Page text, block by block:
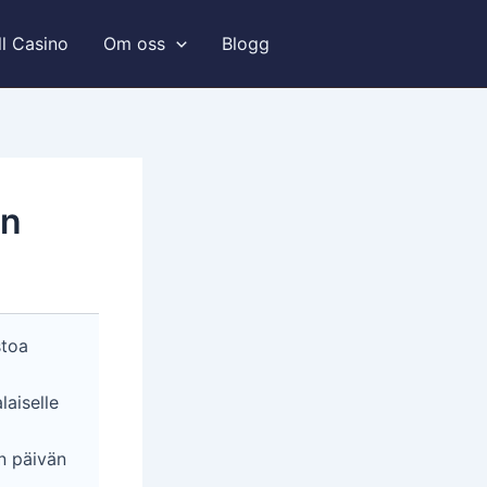
Casino Om oss Blogg
päivän